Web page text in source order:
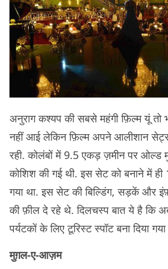
अनुराग कश्यप की सबसे महंगी फ़िल्म यूं तो
नहीं आई लेकिन फ़िल्म अपने आलीशान
रही. कोलंबों में 9.5 एकड़ ज़मीन पर ओल्ड
कोशिश की गई थी. इस सेट को बनाने में
गया था. इस सेट की बिल्डिंग, सड़कें और
की फ़ील दे रहे थे. दिलचस्प बात ये है कि
पर्यटकों के लिए टूरिस्ट स्पॉट बना दिया
मुग़ल-ए-आज़म